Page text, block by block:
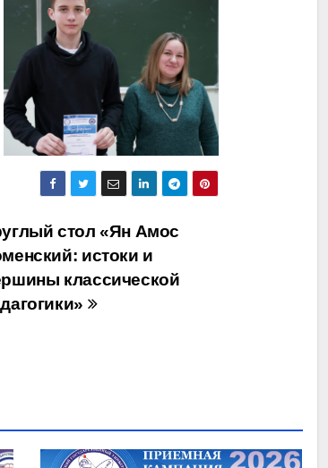
стол «Ян Амос
истоки и
классической